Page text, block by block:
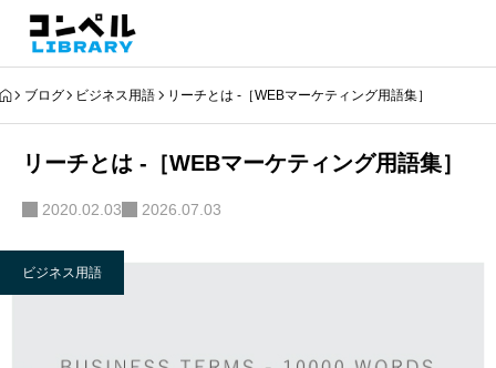
ブログ ビジネス用語 リーチとは -［WEBマーケティング用語集］
リーチとは -［WEBマーケティング用語集］
2020.02.03 2026.07.03
ビジネス用語